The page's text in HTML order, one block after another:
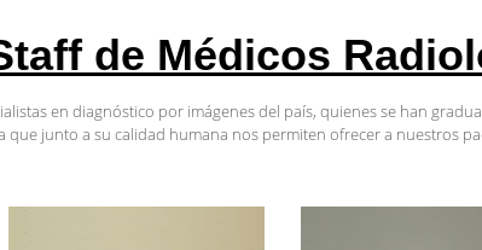
de Médicos
en diagnóstico por imágenes del país, quienes se han
que junto a su calidad humana nos permiten ofrecer a nuestros